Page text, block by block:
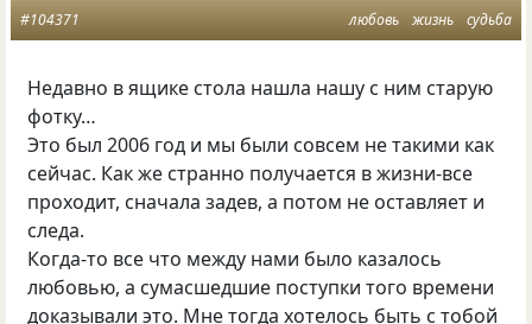
любовь жизнь судьба
#104371
Недавно в ящике стола нашла нашу с ним старую
фотку…
Это был 2006 год и мы были совсем не такими как
сейчас. Как же странно получается в жизни-все
проходит, сначала задев, а потом не оставляет и
следа.
Когда-то все что между нами было казалось
любовью, а сумасшедшие поступки того времени
доказывали это. Мне тогда хотелось быть с тобой